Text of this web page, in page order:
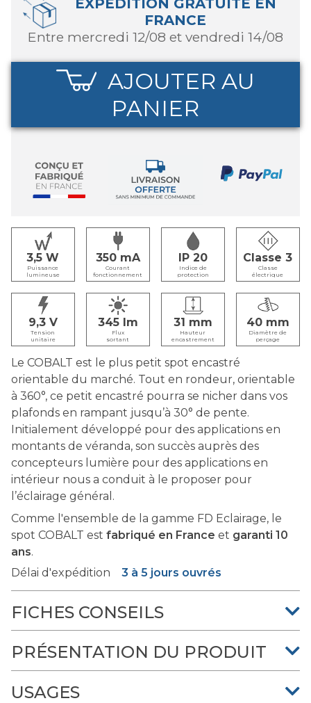
EXPÉDITION GRATUITE EN
FRANCE
entre mercredi 12/08 et vendredi 14/08
AJOUTER AU
PANIER
3,5
Puissance
lumineuse
350
Courant
fonctionnement
IP 20
Indice de
protection
Classe 3
Classe
électrique
9,3
Tension
unitaire
345
Flux
sortant
31
Hauteur
encastrement
40
Diamètre de
perçage
Le COBALT est le plus petit spot encastré
orientable du marché. Tout en rondeur, orientable
à 360°, ce petit encastré pourra se nicher dans vos
plafonds en rampant jusqu’à 30° de pente.
Initialement développé pour des applications en
montants de véranda, son succès auprès des
concepteurs lumière pour des applications en
intérieur nous a conduit à le proposer pour
l’éclairage général.
Comme l'ensemble de la gamme FD Eclairage, le
spot COBALT est fabriqué en France et garanti 10
ans.
Délai d'expédition
3 à 5 jours ouvrés
FICHES CONSEILS
PRÉSENTATION DU PRODUIT
USAGES